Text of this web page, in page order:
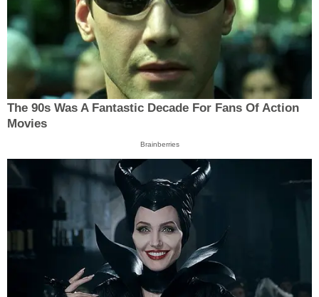
The 90s Was A Fantastic Decade For Fans Of Action
Movies
Brainberries